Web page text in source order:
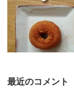
最近のコメント